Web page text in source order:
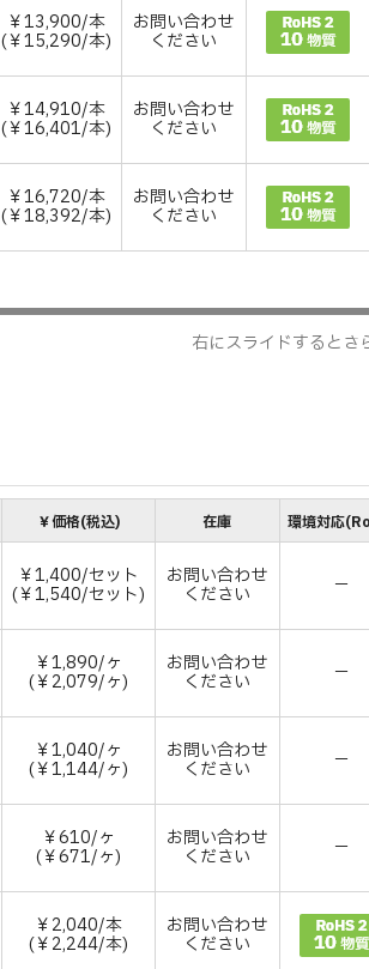
￥13,900/本
(￥15,290/本)
お問い合わせ
ください
￥14,910/本
(￥16,401/本)
お問い合わせ
ください
￥16,720/本
(￥18,392/本)
お問い合わせ
ください
右にスライドするとさ
￥価格(税込) 在庫 環境対応
￥1,400/セット
(￥1,540/セット)
お問い合わせ
ください －
￥1,890/ヶ
(￥2,079/ヶ)
お問い合わせ
ください －
￥1,040/ヶ
(￥1,144/ヶ)
お問い合わせ
ください －
￥610/ヶ
(￥671/ヶ)
お問い合わせ
ください －
￥2,040/本
(￥2,244/本)
お問い合わせ
ください